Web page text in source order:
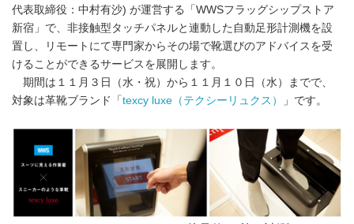
代表取締役：中村有沙) が運営する「WWSフラッグシップストア
新宿」で、非接触型タッチパネルと連動した自動足形計測機を設
置し、リモートにて専門家からその場で靴選びのアドバイスを受
けることができるサービスを展開します。
期間は１１月３日（水・祝）から１１月１０日（水）までで、
対象は革靴ブランド「 texcy luxe（テクシーリュクス） 」です。